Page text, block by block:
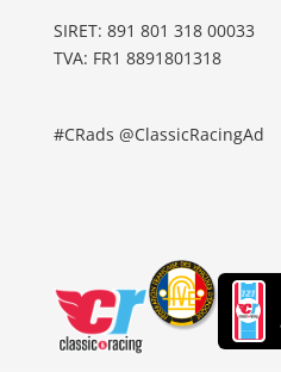
SIRET: 891 801 318 00033
TVA: FR1 8891801318
#CRads @ClassicRacingAd